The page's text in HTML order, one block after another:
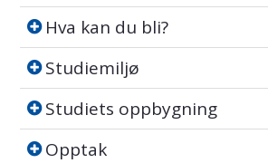
Hva kan du bli?
Hva kan du bli?
Studiemiljø
Studiemiljø
Studiets oppbygning
Studiets oppbygning
Opptak
Opptak